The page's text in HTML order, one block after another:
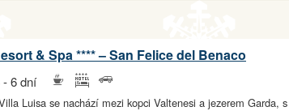
& Spa **** – San Felice del Benaco
- 6 dní
Luisa se nachází mezi kopci Valtenesi a jezerem Garda,